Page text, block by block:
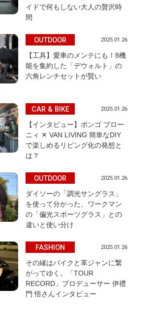
イドで何もしない大人の贅沢時
間
OUTDOOR 2025.01.26
【工具】愛車のメンテにも！8機
能を集約した「デウォルト」の
六角レンチセットが賢い
CAR & BIKE 2025.01.26
【インタビュー】ボンゴ ブロー
ニィ ✕ VAN LIVING 簡単なDIY
で楽しめるリビング化の発想と
は？
OUTDOOR 2025.01.26
ダイソーの「調光サングラス」
を使って分かった、ワークマン
の「偏光スポーツグラス」との
違いと使い分け
FASHION 2025.01.26
その縁はバイクと革ジャンに繋
がってゆく。「TOUR
RECORD」プロデューサー 伊禮
門 悟さんインタビュー